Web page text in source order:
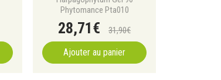
Phytomance Pta010
28,71€ 31,90€
Ajouter au panier